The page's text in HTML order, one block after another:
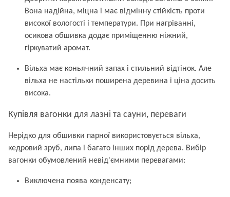
Вона надійна, міцна і має відмінну стійкість проти
високої вологості і температури. При нагріванні,
осикова обшивка додає приміщенню ніжний,
гіркуватий аромат.
Вільха має коньячний запах і стильний відтінок. Але
вільха не настільки поширена деревина і ціна досить
висока.
Купівля вагонки для лазні та сауни, переваги
Нерідко для обшивки парної використовується вільха,
кедровий зруб, липа і багато інших порід дерева. Вибір
вагонки обумовлений невід'ємними перевагами:
Виключена поява конденсату;